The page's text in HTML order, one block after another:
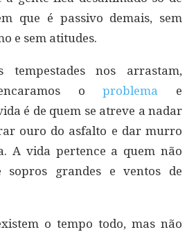
que é passivo demais, sem
e sem atitudes.
tempestades nos arrastam,
oproblema e
é de quem se atreve a nadar
ouro do asfalto e dar murro
A vida pertence a quem não
sopros grandes e ventos de
o tempo todo, mas não